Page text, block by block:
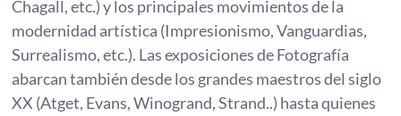
Chagall, etc.) y los principales movimientos de la
modernidad artística (Impresionismo, Vanguardias,
Surrealismo, etc.). Las exposiciones de Fotografía
abarcan también desde los grandes maestros del siglo
XX (Atget, Evans, Winogrand, Strand..) hasta quienes